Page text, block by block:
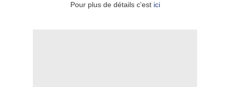
Pour plus de détails c'est ici